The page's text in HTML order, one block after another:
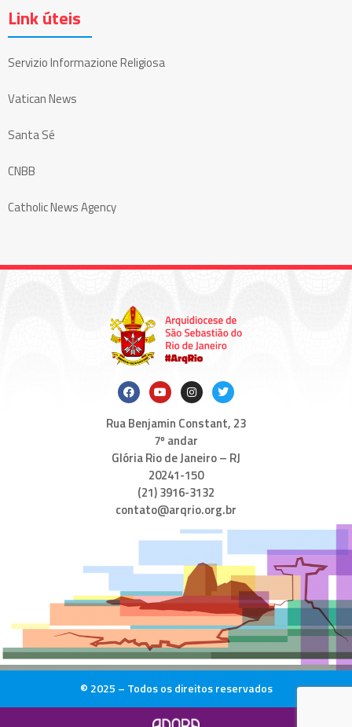
Link úteis
Servizio Informazione Religiosa
Vatican News
Santa Sé
CNBB
Catholic News Agency
Rua Benjamin Constant, 23
7º andar
Glória Rio de Janeiro – RJ
20241-150
(21) 3916-3132
contato@arqrio.org.br
© 2025 – Todos os direitos reservados